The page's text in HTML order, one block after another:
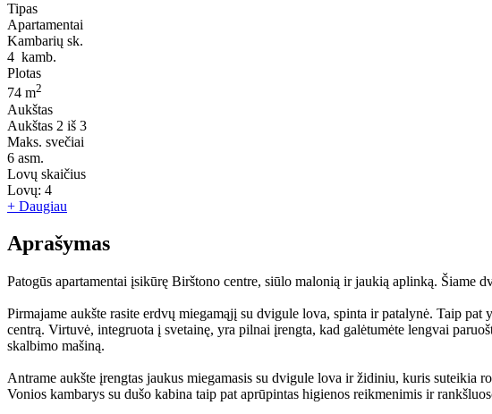
Tipas
Apartamentai
Kambarių sk.
4 kamb.
Plotas
74 m2
Aukštas
Aukštas 2 iš 3
Maks. svečiai
6 asm.
Lovų skaičius
Lovų: 4
+ Daugiau
Aprašymas
Patogūs apartamentai įsikūrę Birštono centre, siūlo malonią ir jaukią aplinką. Šiame
Pirmajame aukšte rasite erdvų miegamąjį su dvigule lova, spinta ir patalynė. Taip
centrą. Virtuvė, integruota į svetainę, yra pilnai įrengta, kad galėtumėte lengvai
skalbimo mašiną.
Antrame aukšte įrengtas jaukus miegamasis su dvigule lova ir židiniu, kuris suteikia
Vonios kambarys su dušo kabina taip pat aprūpintas higienos reikmenimis ir